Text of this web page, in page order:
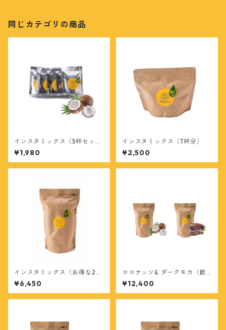
同じカテゴリの商品
インスタミックス〈5杯セッ
ト〉
¥1,980
インスタミックス〈7杯分〉
¥2,500
インスタミックス〈お得な20
杯分〉
¥6,450
ココナッツ& ダークモカ〈飲
み比べセット〉
¥12,400